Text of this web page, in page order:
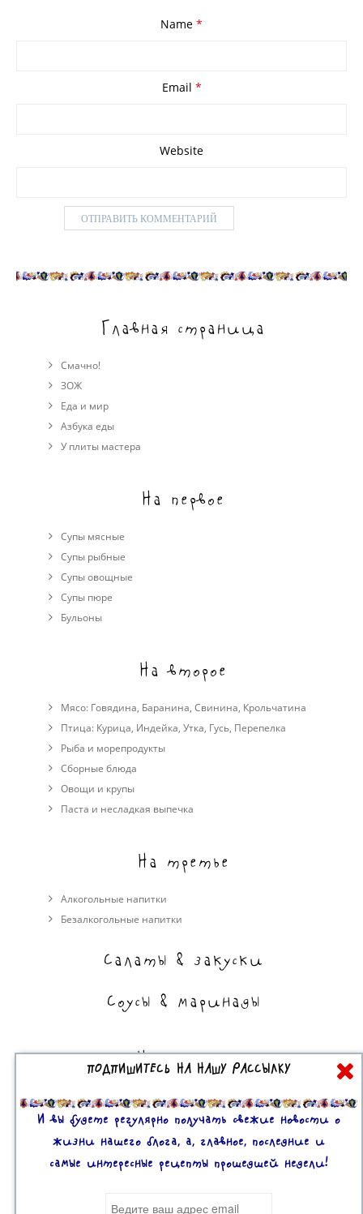
Name *
Email *
Website
Главная страница
Смачно!
ЗОЖ
Еда и мир
Азбука еды
У плиты мастера
На первое
Супы мясные
Супы рыбные
Супы овощные
Cупы пюре
Бульоны
На второе
Мясо: Говядина, Баранина, Свинина, Крольчатина
Птица: Курица, Индейка, Утка, Гусь, Перепелка
Рыба и морепродукты
Сборные блюда
Овощи и крупы
Паста и несладкая выпечка
На третье
Алкогольные напитки
Безалкогольные напитки
Салаты & закуски
Соусы & маринады
На сладкое
Торты, пирожные, выпечка
Десерты
ПОДПИШИТЕСЬ НА НАШУ РАССЫЛКУ
И вы будете регулярно получать свежие новости о
жизни нашего блога, а, главное, последние и
самые интересные рецепты прошедшей недели!